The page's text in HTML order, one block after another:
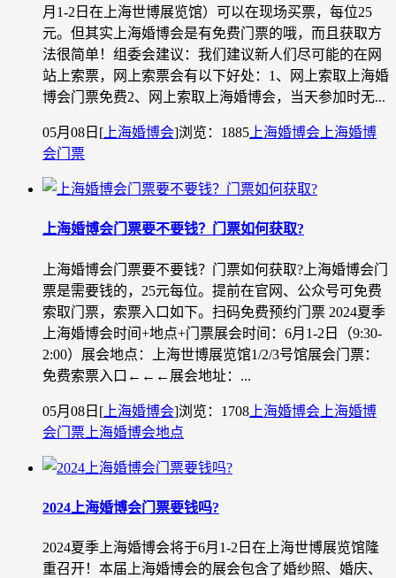
月1-2日在上海世博展览馆）可以在现场买票，每位25
元。但其实上海婚博会是有免费门票的哦，而且获取方
法很简单！组委会建议：我们建议新人们尽可能的在网
站上索票，网上索票会有以下好处：1、网上索取上海婚
博会门票免费2、网上索取上海婚博会，当天参加时无...
05月08日 [ 上海婚博会]浏览：1885 上海婚博会 上海婚博
会门票
上海婚博会门票要不要钱？门票如何获取?
上海婚博会门票要不要钱？门票如何获取?上海婚博会门
票是需要钱的，25元每位。提前在官网、公众号可免费
索取门票，索票入口如下。扫码免费预约门票 2024夏季
上海婚博会时间+地点+门票展会时间：6月1-2日（9:30-
2:00）展会地点：上海世博展览馆1/2/3号馆展会门票：
免费索票入口←←←展会地址：...
05月08日 [ 上海婚博会]浏览：1708 上海婚博会 上海婚博
会门票 上海婚博会地点
2024上海婚博会门票要钱吗?
2024夏季上海婚博会将于6月1-2日在上海世博展览馆隆
重召开！本届上海婚博会的展会包含了婚纱照、婚庆、